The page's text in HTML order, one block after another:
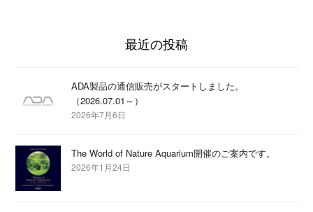
最近の投稿
ADA製品の通信販売がスタートしました。
（2026.07.01～）
2026年7月6日
The World of Nature Aquarium開催のご案内です。
2026年1月24日